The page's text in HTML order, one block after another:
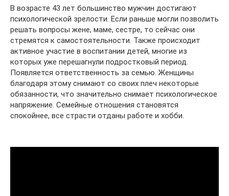
В возрасте 43 лет большинство мужчин достигают
психологической зрелости. Если раньше могли позволить
решать вопросы жене, маме, сестре, то сейчас они
стремятся к самостоятельности. Также происходит
активное участие в воспитании детей, многие из
которых уже перешагнули подростковый период.
Появляется ответственность за семью. Женщины
благодаря этому снимают со своих плеч некоторые
обязанности, что значительно снимает психологическое
напряжение. Семейные отношения становятся
спокойнее, все страсти отданы работе и хобби.